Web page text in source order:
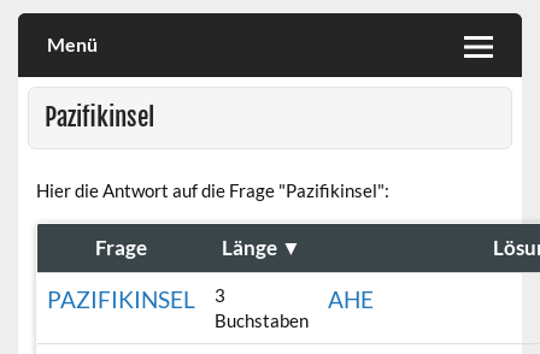
Menü
Pazifikinsel
Hier die Antwort auf die Frage "Pazifikinsel":
Frage Länge ▼
PAZIFIKINSEL
3
Buchstaben
AHE